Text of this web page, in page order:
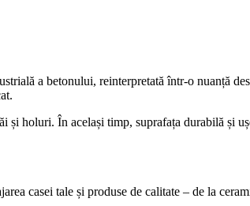
a betonului, reinterpretată într-o nuanță
și holuri. În același timp, suprafața durabilă și
casei tale și produse de calitate – de la